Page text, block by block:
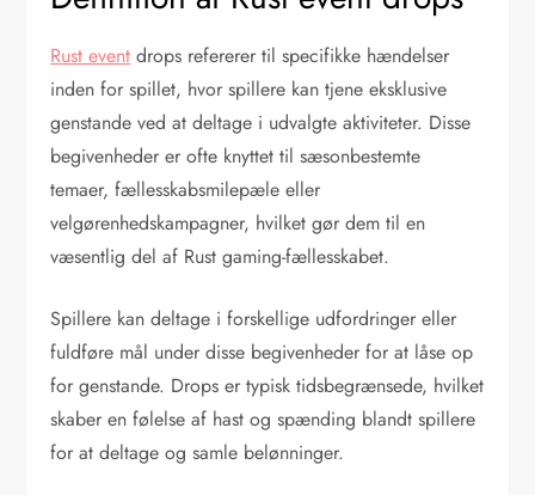
Rust event drops refererer til specifikke hændelser
inden for spillet, hvor spillere kan tjene eksklusive
genstande ved at deltage i udvalgte aktiviteter. Disse
begivenheder er ofte knyttet til sæsonbestemte
temaer, fællesskabsmilepæle eller
velgørenhedskampagner, hvilket gør dem til en
væsentlig del af Rust gaming-fællesskabet.
Spillere kan deltage i forskellige udfordringer eller
fuldføre mål under disse begivenheder for at låse op
for genstande. Drops er typisk tidsbegrænsede, hvilket
skaber en følelse af hast og spænding blandt spillere
for at deltage og samle belønninger.